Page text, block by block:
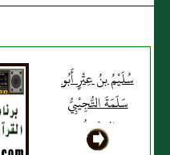
سُلَيْمُ بنُ عِتْرٍ أَبُو
سَلَمَةَ التُّجِيْبِيُّ
المِصْرِيُّ